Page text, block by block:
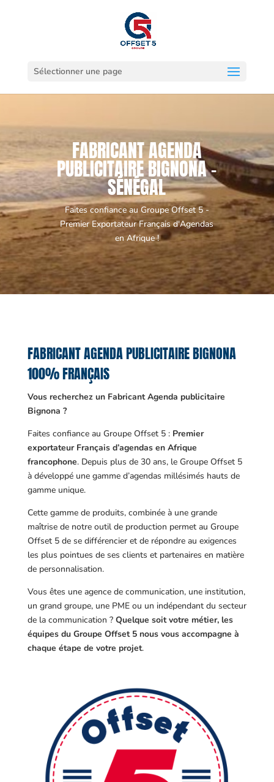
Sélectionner une page
FABRICANT AGENDA
PUBLICITAIRE BIGNONA -
SÉNÉGAL
Faites confiance au Groupe Offset 5 -
Premier Exportateur Français d'Agendas
en Afrique !
FABRICANT AGENDA PUBLICITAIRE BIGNONA
100% FRANÇAIS
Vous recherchez un Fabricant Agenda publicitaire
Bignona ?
Faites confiance au Groupe Offset 5 : Premier
exportateur Français d’agendas en Afrique
francophone. Depuis plus de 30 ans, le Groupe Offset 5
à développé une gamme d’agendas millésimés hauts de
gamme unique.
Cette gamme de produits, combinée à une grande
maîtrise de notre outil de production permet au Groupe
Offset 5 de se différencier et de répondre au exigences
les plus pointues de ses clients et partenaires en matière
de personnalisation.
Vous êtes une agence de communication, une institution,
un grand groupe, une PME ou un indépendant du secteur
de la communication ? Quelque soit votre métier, les
équipes du Groupe Offset 5 nous vous accompagne à
chaque étape de votre projet.